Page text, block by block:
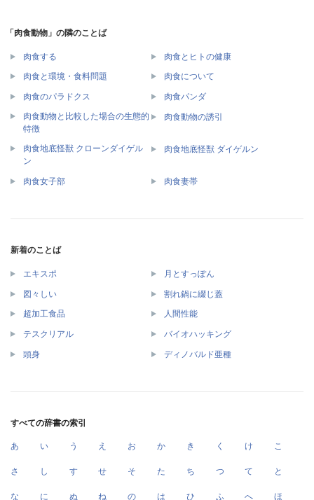
「肉食動物」の隣のことば
肉食する 肉食とヒトの健康
肉食と環境・食料問題 肉食について
肉食のパラドクス
肉食パンダ
肉食動物と比較した場合の生態的
特徴
肉食動物の誘引
肉食地底怪獣 クローンダイゲル
ン
肉食地底怪獣 ダイゲルン
肉食女子部 肉食妻帯
新着のことば
エキスポ 月とすっぽん
図々しい 割れ鍋に綴じ蓋
超加工食品 人間性能
テスクリアル バイオハッキング
頭身 ディノバルド亜種
すべての辞書の索引
あ い う え お か き く け こ
さ し す せ そ た ち つ て と
な に ぬ ね の は ひ ふ へ ほ